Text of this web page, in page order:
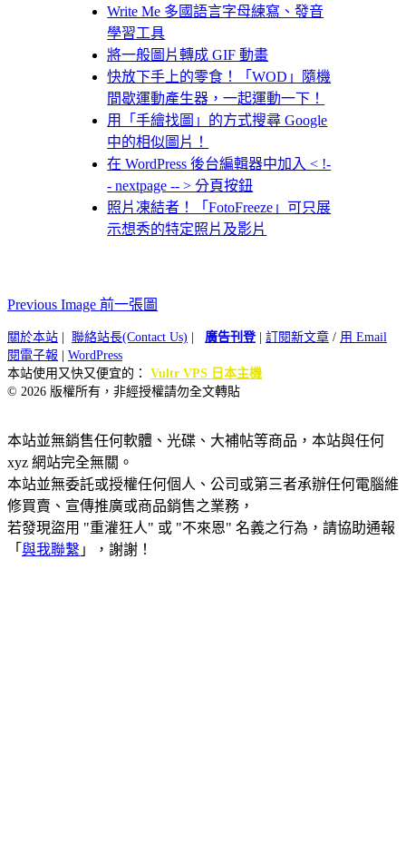
Write Me 多國語言字母練寫、發音
學習工具
將一般圖片轉成 GIF 動畫
快放下手上的零食！「WOD」隨機
間歇運動產生器，一起運動一下！
用「手繪找圖」的方式搜尋 Google
中的相似圖片！
在 WordPress 後台編輯器中加入 < !-
- nextpage -- > 分頁按鈕
照片凍結者！「FotoFreeze」可只展
示想秀的特定照片及影片
Previous Image 前一張圖
關於本站 聯絡站長(Contact Us) 廣告刊登| 訂閱新文章 / 用 Email
閱電子報
WordPress
本站使用又快又便宜的： Vultr VPS 日本主機
© 2026 版權所有，非經授權請勿全文轉貼
本站並無銷售任何軟體、光碟、大補帖等商品，本站與任何
xyz 網站完全無關。
本站並無委託或授權任何個人、公司或第三者承辦任何電腦維
修買賣、宣傳推廣或商品銷售之業務，
若發現盜用 "重灌狂人" 或 "不來恩" 名義之行為，請協助通報
「 與我聯繫 」，謝謝！